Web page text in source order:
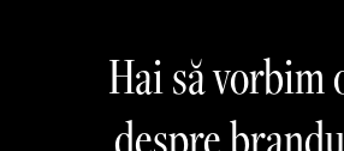
Hai să vorbim
despre